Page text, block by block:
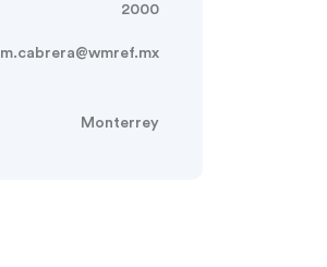
2000
m.cabrera@wmref.mx
Monterrey